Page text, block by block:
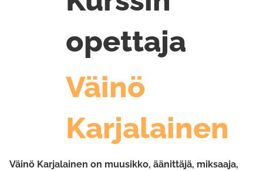
opettaja
Väinö
Karjalainen
Väinö Karjalainen on muusikko, äänittäjä, miksaaja,